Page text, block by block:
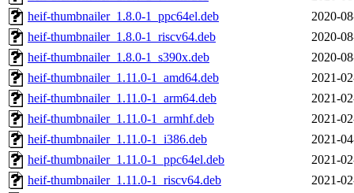
heif-thumbnailer_1.8.0-1_ppc64el.deb
2020-
heif-thumbnailer_1.8.0-1_riscv64.deb
2020-
heif-thumbnailer_1.8.0-1_s390x.deb
2020-
heif-thumbnailer_1.11.0-1_amd64.deb
2021-
heif-thumbnailer_1.11.0-1_arm64.deb
2021-
heif-thumbnailer_1.11.0-1_armhf.deb
2021-
heif-thumbnailer_1.11.0-1_i386.deb
2021-
heif-thumbnailer_1.11.0-1_ppc64el.deb
2021-
heif-thumbnailer_1.11.0-1_riscv64.deb
2021-